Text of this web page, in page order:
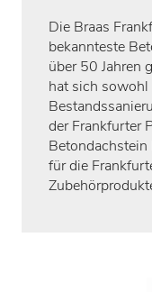
Die Braas
bekannteste
über 50 Jahren
hat sich sowohl
der Frankfurter
für die